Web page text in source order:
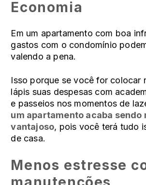
Economia
Em um apartamento com boa
gastos com o condomínio
valendo a pena.
Isso porque se você for colocar
lápis suas despesas com
e passeios nos momentos de
um apartamento acaba sendo
vantajoso, pois você terá tudo
de casa.
Menos estresse